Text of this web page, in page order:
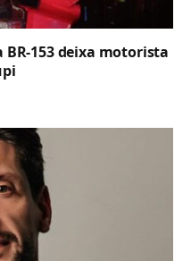
153 deixa motorista